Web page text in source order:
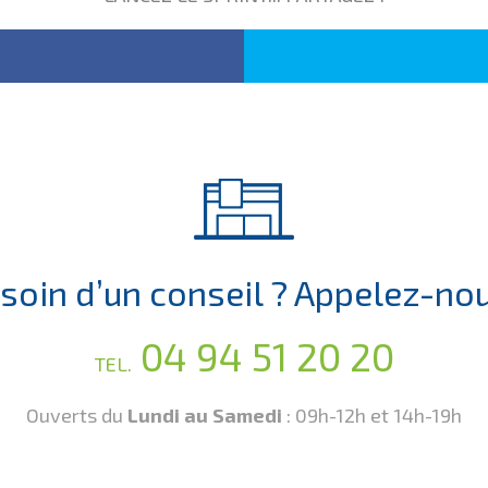
d’un conseil ? Appelez-
TEL. 04 94 51 20 20
Ouverts du Lundi au Samedi : 09h-12h et 14h-19h